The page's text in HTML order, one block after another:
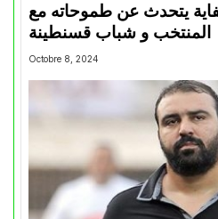
يتحدث عن طموحاته مع
المنتخب و شباب قسنطينة
Octobre 8, 2024